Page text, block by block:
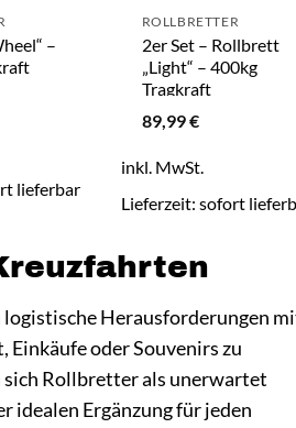
–
lieferbar
ROLLBRETTER
2er Set – Rollbrett
„Light“ – 400kg
Tragkraft
89,99€
inkl. MwSt.
Lieferzeit: sofort
logistische Herausforderungen
Einkäufe oder Souvenirs zu
sich Rollbretter als unerwartet
idealen Ergänzung für jeden